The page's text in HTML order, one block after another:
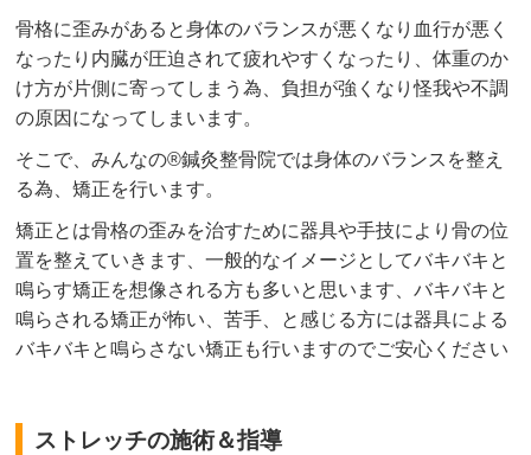
骨格に歪みがあると身体のバランスが悪くなり血行が悪く
なったり内臓が圧迫されて疲れやすくなったり、体重のか
け方が片側に寄ってしまう為、負担が強くなり怪我や不調
の原因になってしまいます。
そこで、みんなの®鍼灸整骨院では身体のバランスを整え
る為、矯正を行います。
矯正とは骨格の歪みを治すために器具や手技により骨の位
置を整えていきます、一般的なイメージとしてバキバキと
鳴らす矯正を想像される方も多いと思います、バキバキと
鳴らされる矯正が怖い、苦手、と感じる方には器具による
バキバキと鳴らさない矯正も行いますのでご安心ください
ストレッチの施術＆指導